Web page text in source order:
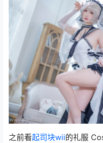
之前看起司块wii的礼服